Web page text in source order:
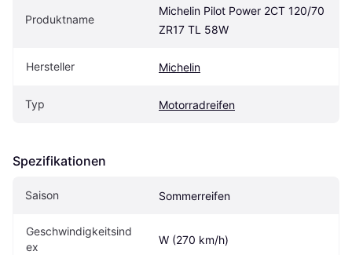
Produktname
Michelin Pilot Power 2CT 120/70
ZR17 TL 58W
Hersteller Michelin
Typ Motorradreifen
Spezifikationen
Saison Sommerreifen
Geschwindigkeitsind
ex
W (270 km/h)